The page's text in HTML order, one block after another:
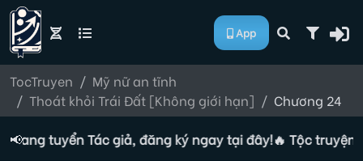
App
TocTruyen
Mỹ nữ an tĩnh
Thoát khỏi Trái Đất [Không giới hạn]
Chương 24
📢
đang tuyển Tác giả, đăng ký ngay tại đây!🔥 Tộc truyện